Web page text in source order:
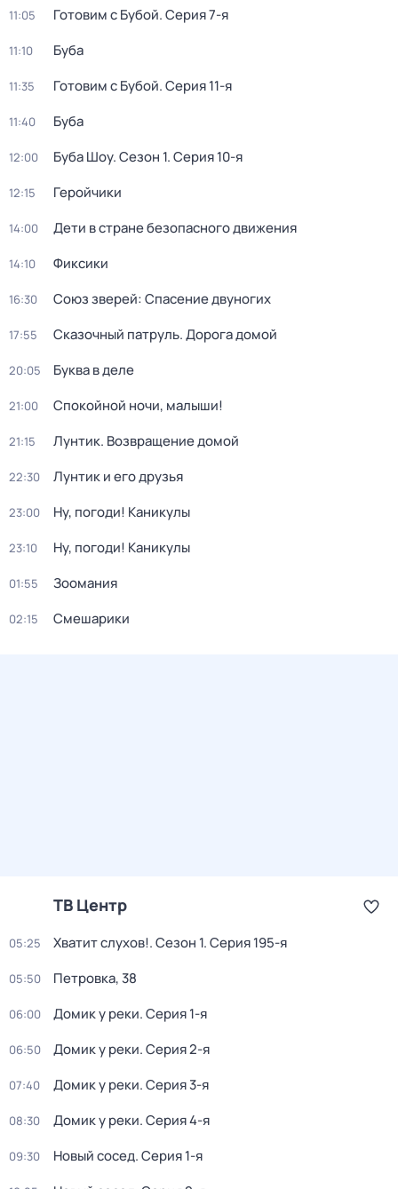
11:05 Готовим с Бубой. Серия 7-я
11:10 Буба
11:35 Готовим с Бубой. Серия 11-я
11:40 Буба
12:00 Буба Шоу. Сезон 1. Серия 10-я
12:15 Геройчики
14:00 Дети в стране безопасного движения
14:10 Фиксики
16:30 Союз зверей: Спасение двуногих
17:55 Сказочный патруль. Дорога домой
20:05 Буква в деле
21:00 Спокойной ночи, малыши!
21:15 Лунтик. Возвращение домой
22:30 Лунтик и его друзья
23:00 Ну, погоди! Каникулы
23:10 Ну, погоди! Каникулы
01:55 Зоомания
02:15 Смешарики
ТВ Центр
05:25 Хватит слухов!. Сезон 1. Серия 195-я
05:50 Петровка, 38
06:00 Домик у реки. Серия 1-я
06:50 Домик у реки. Серия 2-я
07:40 Домик у реки. Серия 3-я
08:30 Домик у реки. Серия 4-я
09:30 Новый сосед. Серия 1-я